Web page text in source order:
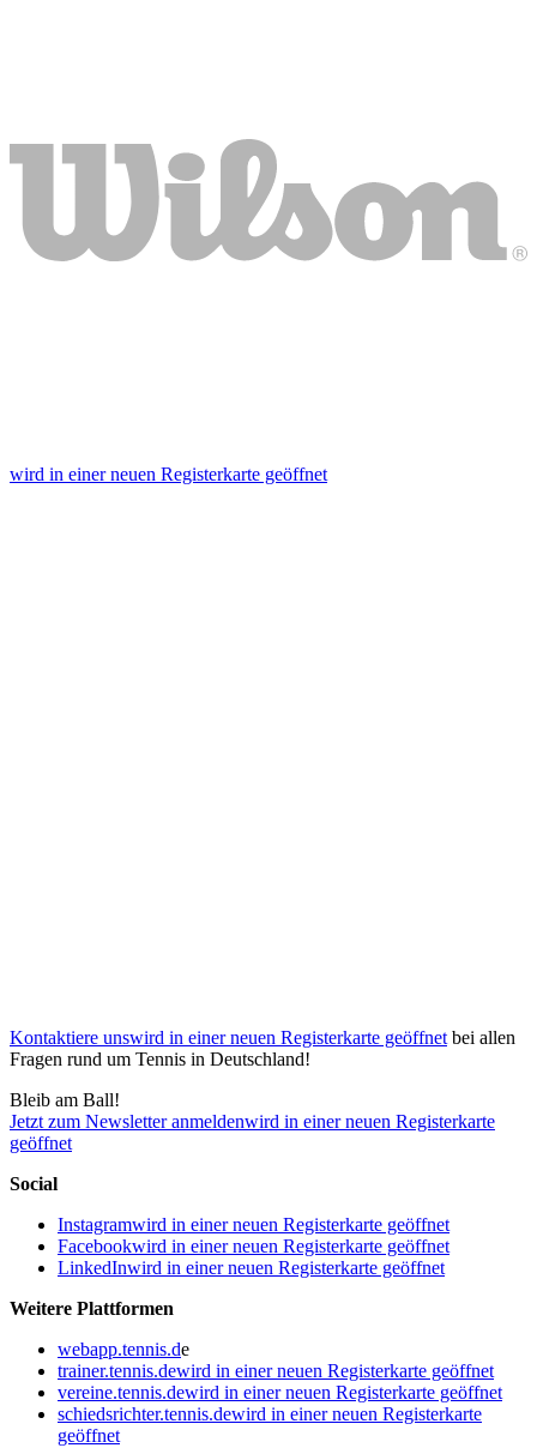
wird in einer neuen Registerkarte geöffnet
Kontaktiere unswird in einer neuen Registerkarte geöffnet bei allen
Fragen rund um Tennis in Deutschland!
Bleib am Ball!
Jetzt zum Newsletter anmeldenwird in einer neuen Registerkarte
geöffnet
Social
Instagramwird in einer neuen Registerkarte geöffnet
Facebookwird in einer neuen Registerkarte geöffnet
LinkedInwird in einer neuen Registerkarte geöffnet
Weitere Plattformen
webapp.tennis.de
trainer.tennis.dewird in einer neuen Registerkarte geöffnet
vereine.tennis.dewird in einer neuen Registerkarte geöffnet
schiedsrichter.tennis.dewird in einer neuen Registerkarte
geöffnet